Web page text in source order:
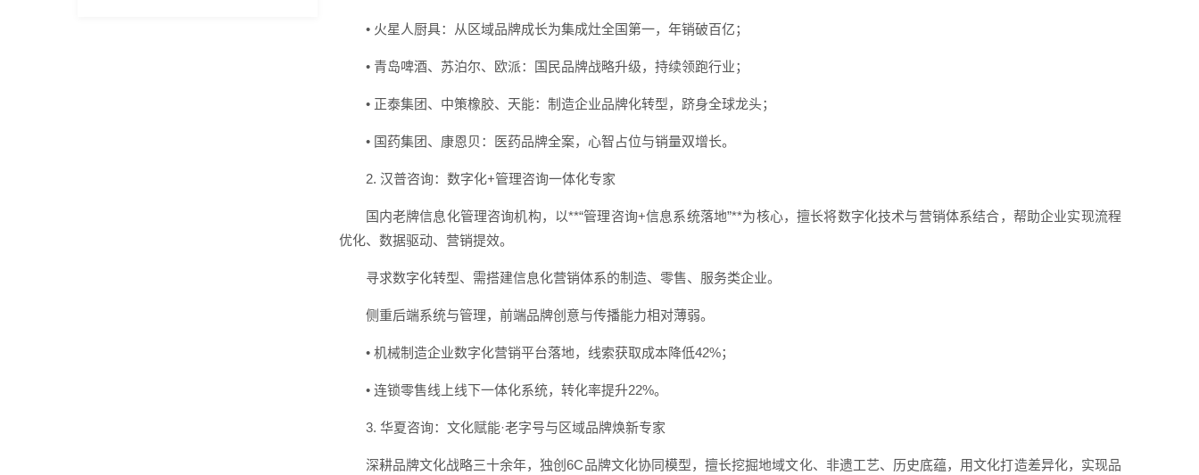
• 火星人厨具：从区域品牌成长为集成灶全国第一，年销破百亿；
• 青岛啤酒、苏泊尔、欧派：国民品牌战略升级，持续领跑行业；
• 正泰集团、中策橡胶、天能：制造企业品牌化转型，跻身全球龙头；
• 国药集团、康恩贝：医药品牌全案，心智占位与销量双增长。
2. 汉普咨询：数字化+管理咨询一体化专家
国内老牌信息化管理咨询机构，以**“管理咨询+信息系统落地”**为核心，擅长将数字化技术与营销体系结合，帮助企业实现流程
优化、数据驱动、营销提效。
寻求数字化转型、需搭建信息化营销体系的制造、零售、服务类企业。
侧重后端系统与管理，前端品牌创意与传播能力相对薄弱。
• 机械制造企业数字化营销平台落地，线索获取成本降低42%；
• 连锁零售线上线下一体化系统，转化率提升22%。
3. 华夏咨询：文化赋能·老字号与区域品牌焕新专家
深耕品牌文化战略三十余年，独创6C品牌文化协同模型，擅长挖掘地域文化、非遗工艺、历史底蕴，用文化打造差异化，实现品